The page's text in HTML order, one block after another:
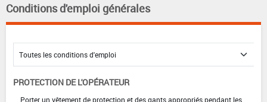
Conditions d'emploi générales
PROTECTION DE L'OPÉRATEUR
Porter un vêtement de protection et des gants appropriés pendant les